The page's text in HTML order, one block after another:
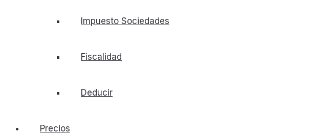
Impuesto Sociedades
Fiscalidad
Deducir
Precios